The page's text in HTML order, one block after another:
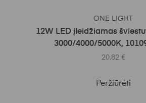
ONE LIGHT
12W LED įleidžiamas
3000/4000/5000K,
20.82 €
Peržiūrėti